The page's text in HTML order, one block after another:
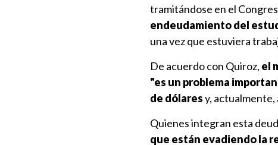
tramitándose en el
endeudamiento del
una vez que estuviera
De acuerdo con Quiroz, el
"es un problema
de dólaresy, actualmente,
Quienes integran esta
que están evadiendo la